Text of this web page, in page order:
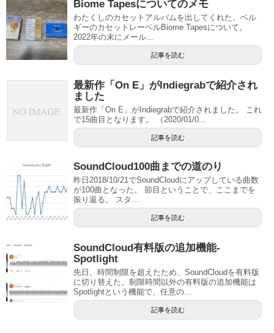
Biome Tapesについてのメモ
わたくしのカセットアルバムを出してくれた、ベル
ギーのカセットレーベルBiome Tapesについて。
2022年の末にメール...
記事を読む
最新作「On E」がIndiegrabで紹介され
ました
最新作「On E」がIndiegrabで紹介されました。 これ
で15曲目となります。 （2020/01/0...
記事を読む
SoundCloud100曲までの道のり
昨日2018/10/21でSoundCloudにアップしている曲数
が100曲となった。 節目ということで、ここまでを
振り返る。 スタ...
記事を読む
SoundCloud有料版の追加機能-
Spotlight
先日、時間制限を超えたため、SoundCloudを有料版
に切り替えた。制限時間以外の有料版の追加機能は
Spotlightという機能で、任意の...
記事を読む